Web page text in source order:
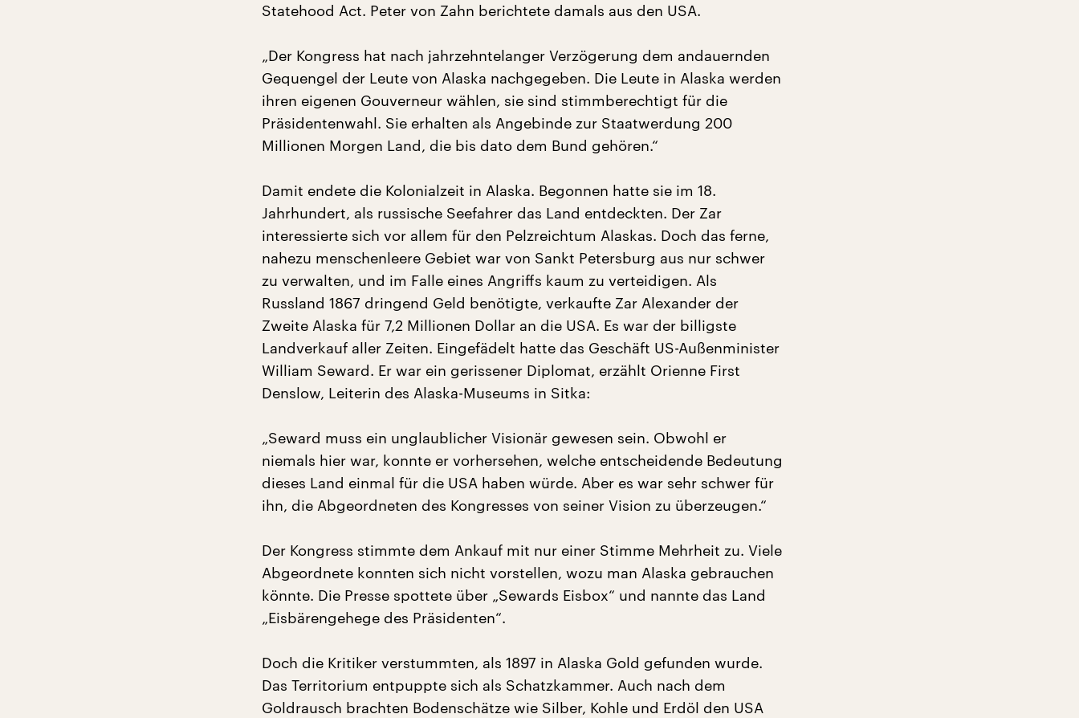
Statehood Act. Peter von Zahn berichtete damals aus den USA.
„Der Kongress hat nach jahrzehntelanger Verzögerung dem andauernden
Gequengel der Leute von Alaska nachgegeben. Die Leute in Alaska werden
ihren eigenen Gouverneur wählen, sie sind stimmberechtigt für die
Präsidentenwahl. Sie erhalten als Angebinde zur Staatwerdung 200
Millionen Morgen Land, die bis dato dem Bund gehören.“
Damit endete die Kolonialzeit in Alaska. Begonnen hatte sie im 18.
Jahrhundert, als russische Seefahrer das Land entdeckten. Der Zar
interessierte sich vor allem für den Pelzreichtum Alaskas. Doch das ferne,
nahezu menschenleere Gebiet war von Sankt Petersburg aus nur schwer
zu verwalten, und im Falle eines Angriffs kaum zu verteidigen. Als
Russland 1867 dringend Geld benötigte, verkaufte Zar Alexander der
Zweite Alaska für 7,2 Millionen Dollar an die USA. Es war der billigste
Landverkauf aller Zeiten. Eingefädelt hatte das Geschäft US-Außenminister
William Seward. Er war ein gerissener Diplomat, erzählt Orienne First
Denslow, Leiterin des Alaska-Museums in Sitka:
„Seward muss ein unglaublicher Visionär gewesen sein. Obwohl er
niemals hier war, konnte er vorhersehen, welche entscheidende Bedeutung
dieses Land einmal für die USA haben würde. Aber es war sehr schwer für
ihn, die Abgeordneten des Kongresses von seiner Vision zu überzeugen.“
Der Kongress stimmte dem Ankauf mit nur einer Stimme Mehrheit zu. Viele
Abgeordnete konnten sich nicht vorstellen, wozu man Alaska gebrauchen
könnte. Die Presse spottete über „Sewards Eisbox“ und nannte das Land
„Eisbärengehege des Präsidenten“.
Doch die Kritiker verstummten, als 1897 in Alaska Gold gefunden wurde.
Das Territorium entpuppte sich als Schatzkammer. Auch nach dem
Goldrausch brachten Bodenschätze wie Silber, Kohle und Erdöl den USA